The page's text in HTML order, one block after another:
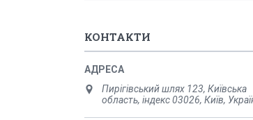
КОНТАКТИ
Пирігівський шлях 123, Київська
область, індекс 03026, Київ,